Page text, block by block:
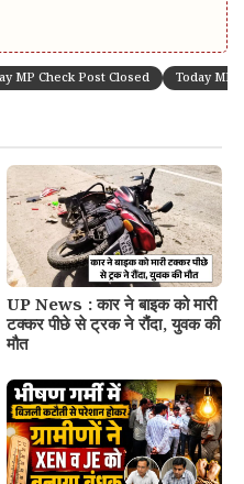
MP Check Post Closed Today MP
UP News : कार ने बाइक को मारी
टक्कर पीछे से ट्रक ने रौंदा, युवक की
मौत